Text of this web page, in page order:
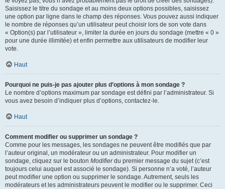
Saisissez le titre du sondage et au moins deux options possibles, saisissez
une option par ligne dans le champ des réponses. Vous pouvez aussi indiquer
le nombre de réponses qu’un utilisateur peut choisir lors de son vote dans
« Option(s) par l’utilisateur », limiter la durée en jours du sondage (mettre « 0 »
pour une durée illimitée) et enfin permettre aux utilisateurs de modifier leur
vote.
Haut
Pourquoi ne puis-je pas ajouter plus d’options à mon sondage ?
Le nombre d’options maximum par sondage est défini par l’administrateur. Si
vous avez besoin d’indiquer plus d’options, contactez-le.
Haut
Comment modifier ou supprimer un sondage ?
Comme pour les messages, les sondages ne peuvent être modifiés que par
l’auteur original, un modérateur ou un administrateur. Pour modifier un
sondage, cliquez sur le bouton Modifierdu premier message du sujet (c’est
toujours celui auquel est associé le sondage). Si personne n’a voté, l’auteur
peut modifier une option ou supprimer le sondage. Autrement, seuls les
modérateurs et les administrateurs peuvent le modifier ou le supprimer. Ceci